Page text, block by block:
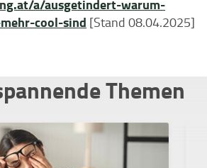
a/ausgetindert-warum-
cool-sind [Stand 08.04.2025]
Themen